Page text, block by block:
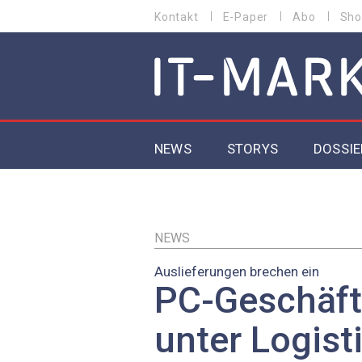
zum
MENU
Kontakt E-Paper Abo
MAIN NAVIGATION
NEWS STORYS
EU-
NEWS
Auslieferungen brechen ein
PC-
unter